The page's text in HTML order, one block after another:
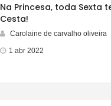
Na Princesa, toda Sexta
Cesta!
Carolaine de carvalho oliveira
1 abr 2022